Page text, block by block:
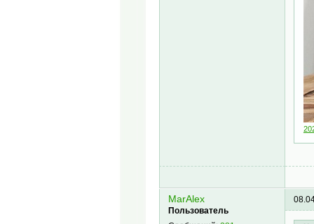
MarAlex
Пользователь